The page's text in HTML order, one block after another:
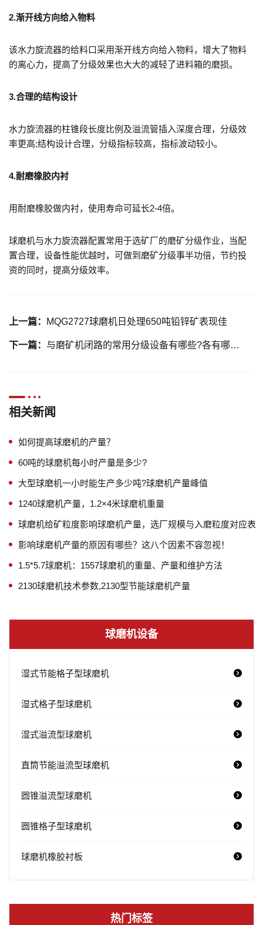
2.渐开线方向给入物料
该水力旋流器的给料口采用渐开线方向给入物料，增大了物料
的离心力，提高了分级效果也大大的减轻了进料箱的磨损。
3.合理的结构设计
水力旋流器的柱锥段长度比例及溢流管插入深度合理，分级效
率更高;结构设计合理，分级指标较高，指标波动较小。
4.耐磨橡胶内衬
用耐磨橡胶做内衬，使用寿命可延长2-4倍。
球磨机与水力旋流器配置常用于选矿厂的磨矿分级作业，当配
置合理，设备性能优越时，可做到磨矿分级事半功倍，节约投
资的同时，提高分级效率。
上一篇： MQG2727球磨机日处理650吨铅锌矿表现佳
下一篇： 与磨矿机闭路的常用分级设备有哪些?各有哪些优势?
相关新闻
如何提高球磨机的产量？
60吨的球磨机每小时产量是多少?
大型球磨机一小时能生产多少吨?球磨机产量峰值
1240球磨机产量，1.2×4米球磨机重量
球磨机给矿粒度影响球磨机产量，选厂规模与入磨粒度对应表
影响球磨机产量的原因有哪些？这八个因素不容忽视！
1.5*5.7球磨机：1557球磨机的重量、产量和维护方法
2130球磨机技术参数,2130型节能球磨机产量
球磨机设备
湿式节能格子型球磨机
湿式格子型球磨机
湿式溢流型球磨机
直筒节能溢流型球磨机
圆锥溢流型球磨机
圆锥格子型球磨机
球磨机橡胶衬板
热门标签